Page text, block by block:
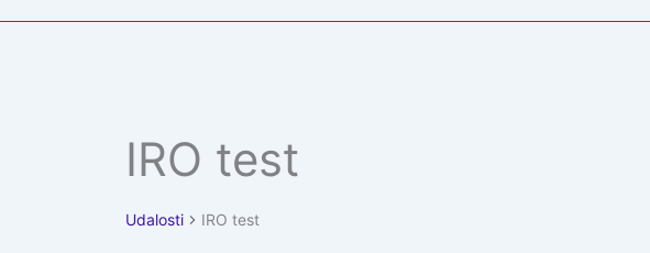
IRO test
Udalosti IRO test
Udalosti